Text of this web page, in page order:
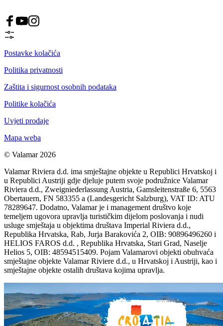
Postavke kolačića
Politika privatnosti
Zaštita i sigurnost osobnih podataka
Politike kolačića
Uvjeti prodaje
Mapa weba
© Valamar 2026
Valamar Riviera d.d. ima smještajne objekte u Republici Hrvatskoj i
u Republici Austriji gdje djeluje putem svoje podružnice Valamar
Riviera d.d., Zweigniederlassung Austria, Gamsleitenstraße 6, 5563
Obertauern, FN 583355 a (Landesgericht Salzburg), VAT ID: ATU
78289647. Dodatno, Valamar je i management društvo koje
temeljem ugovora upravlja turističkim dijelom poslovanja i nudi
usluge smještaja u objektima društava Imperial Riviera d.d.,
Republika Hrvatska, Rab, Jurja Barakovića 2, OIB: 90896496260 i
HELIOS FAROS d.d. , Republika Hrvatska, Stari Grad, Naselje
Helios 5, OIB: 48594515409. Pojam Valamarovi objekti obuhvaća
smještajne objekte Valamar Riviere d.d., u Hrvatskoj i Austriji, kao i
smještajne objekte ostalih društava kojima upravlja.